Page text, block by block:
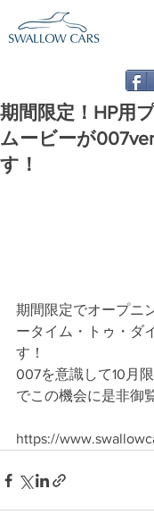
期間限定！HP用
ムービーが
す！
期間限定でオープニ
ータイム・トゥ・ダ
す！
007を意識して10月
でこの機会に是非御
https://